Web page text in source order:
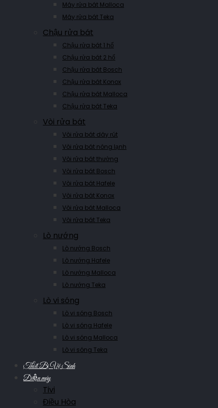
Máy rửa bát Malloca
Máy rửa bát Teka
Chậu rửa bát
Chậu rửa bát 1 hố
Chậu rửa bát 2 hố
Chậu rửa bát Bosch
Chậu rửa bát Konox
Chậu rửa bát Malloca
Chậu rửa bát Teka
Vòi rửa bát
Vòi rửa bát dây rút
Vòi rửa bát nóng lạnh
Vòi rửa bát thường
Vòi rửa bát Bosch
Vòi rửa bát Hafele
Vòi rửa bát Konox
Vòi rửa bát Malloca
Vòi rửa bát Teka
Lò nướng
Lò nướng Bosch
Lò nướng Hafele
Lò nướng Malloca
Lò nướng Teka
Lò vi sóng
Lò vi sóng Bosch
Lò vi sóng Hafele
Lò vi sóng Malloca
Lò vi sóng Teka
Thiết Bị Vệ Sinh
Điện máy
Tivi
Điều Hòa